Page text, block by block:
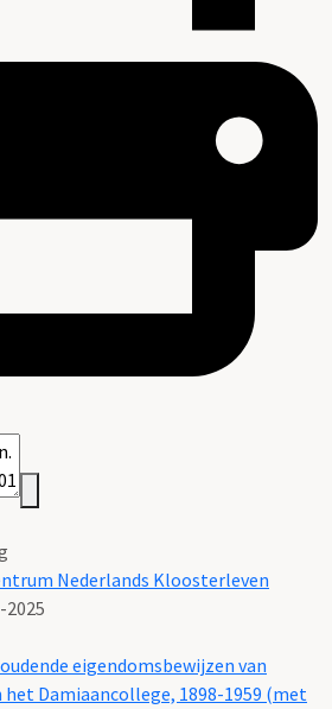
Nederlands Kloosterleven
eigendomsbewijzen van
Damiaancollege, 1898-1959 (met